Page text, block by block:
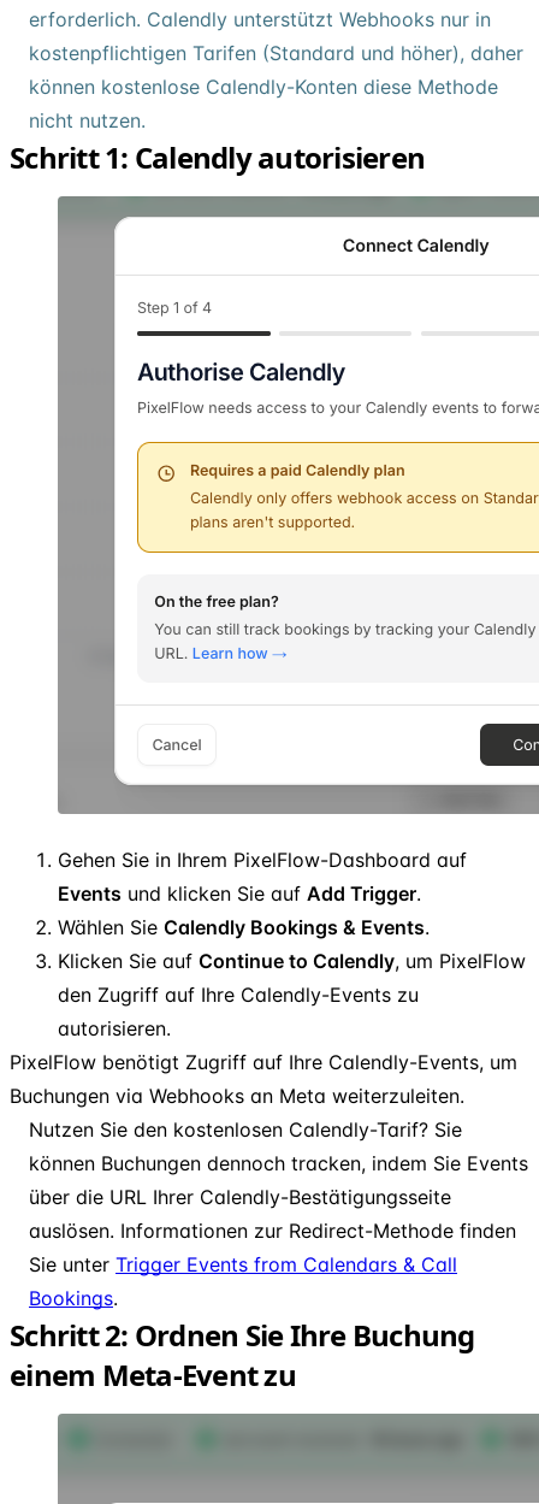
erforderlich. Calendly unterstützt Webhooks nur in
kostenpflichtigen Tarifen (Standard und höher), daher
können kostenlose Calendly-Konten diese Methode
nicht nutzen.
Schritt 1: Calendly autorisieren
Gehen Sie in Ihrem PixelFlow-Dashboard auf
Events und klicken Sie auf Add Trigger.
Wählen Sie Calendly Bookings & Events.
Klicken Sie auf Continue to Calendly, um PixelFlow
den Zugriff auf Ihre Calendly-Events zu
autorisieren.
PixelFlow benötigt Zugriff auf Ihre Calendly-Events, um
Buchungen via Webhooks an Meta weiterzuleiten.
Nutzen Sie den kostenlosen Calendly-Tarif? Sie
können Buchungen dennoch tracken, indem Sie Events
über die URL Ihrer Calendly-Bestätigungsseite
auslösen. Informationen zur Redirect-Methode finden
Sie unter Trigger Events from Calendars & Call
Bookings.
Schritt 2: Ordnen Sie Ihre Buchung
einem Meta-Event zu